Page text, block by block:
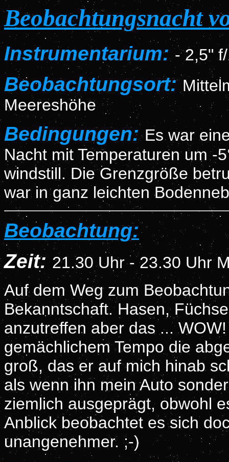
Beobachtungsnacht
Instrumentarium: -2,5"
Beobachtungsort:
Meereshöhe
Bedingungen: Es war
Nacht mit Temperaturen um -
windstill. Die Grenzgröße
war in ganz leichten
Beobachtung:
Zeit: 21.30 Uhr - 23.30 Uhr
Auf dem Weg zum
Bekanntschaft. Hasen,
anzutreffen aber das ...
gemächlichem Tempo die
groß, das er auf mich hinab
als wenn ihn mein Auto
ziemlich ausgeprägt, obwohl
Anblick beobachtet es sich
unangenehmer. ;-)